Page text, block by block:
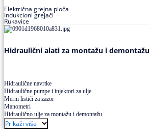
Električna grejna ploča
Indukcioni grejači
Rukavice
Hidraulični alati za montažu i demontažu
Hidraulične navrtke
Hidraulične pumpe i injektori za ulje
Merni listići za zazor
Manometri
Hidraulično ulje za montažu i demontažu
Prikaži više